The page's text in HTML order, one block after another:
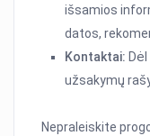
išsamios
datos,
Kontaktai:
užsakymų
Nepraleiskite